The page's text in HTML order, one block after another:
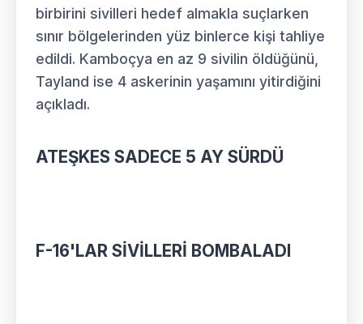
birbirini sivilleri hedef almakla suçlarken
sınır bölgelerinden yüz binlerce kişi tahliye
edildi. Kamboçya en az 9 sivilin öldüğünü,
Tayland ise 4 askerinin yaşamını yitirdiğini
açıkladı.
ATEŞKES SADECE 5 AY SÜRDÜ
F-16'LAR SİVİLLERİ BOMBALADI